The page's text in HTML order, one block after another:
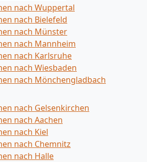
nach Wuppertal
nach Bielefeld
nach Münster
nach Mannheim
nach Karlsruhe
nach Wiesbaden
nach Mönchen­gladbach
nach Gelsenkirchen
nach Aachen
nach Kiel
nach Chemnitz
nach Halle